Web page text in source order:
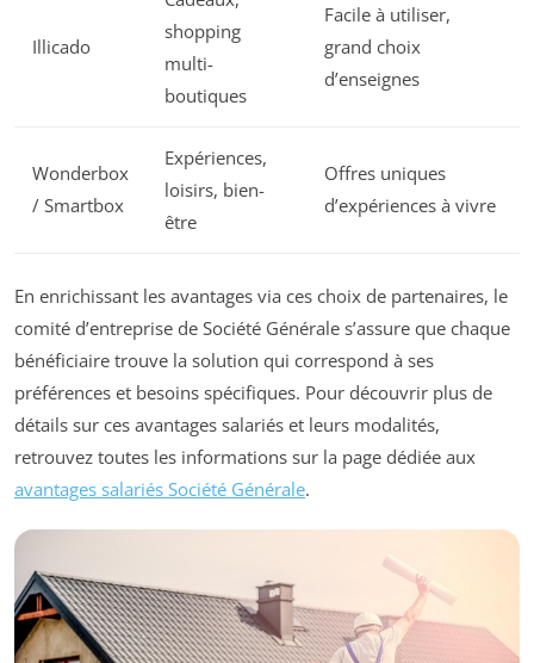
Illicado
shopping
multi-
boutiques
Facile à utiliser,
grand choix
d’enseignes
Wonderbox
/ Smartbox
Expériences,
loisirs, bien-
être
Offres uniques
d’expériences à vivre
En enrichissant les avantages via ces choix de partenaires, le
comité d’entreprise de Société Générale s’assure que chaque
bénéficiaire trouve la solution qui correspond à ses
préférences et besoins spécifiques. Pour découvrir plus de
détails sur ces avantages salariés et leurs modalités,
retrouvez toutes les informations sur la page dédiée aux
avantages salariés Société Générale.